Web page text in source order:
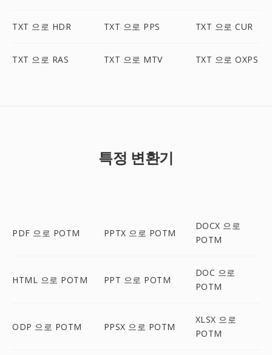
TXT 으로 HDR TXT 으로 PPS TXT 으로 CUR
TXT 으로 RAS TXT 으로 MTV TXT 으로 OXPS
특정 변환기
PDF 으로 POTM PPTX 으로 POTM
DOCX 으로
POTM
HTML 으로 POTM PPT 으로 POTM
DOC 으로
POTM
ODP 으로 POTM PPSX 으로 POTM
XLSX 으로
POTM